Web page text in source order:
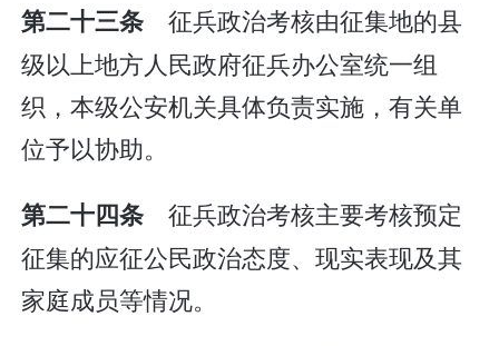
第二十三条 征兵政治考核由征集地的县
级以上地方人民政府征兵办公室统一组
织，本级公安机关具体负责实施，有关单
位予以协助。
第二十四条 征兵政治考核主要考核预定
征集的应征公民政治态度、现实表现及其
家庭成员等情况。